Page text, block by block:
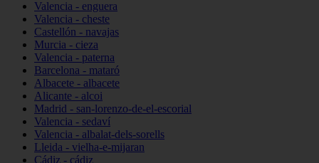
Valencia - enguera
Valencia - cheste
Castellón - navajas
Murcia - cieza
Valencia - paterna
Barcelona - mataró
Albacete - albacete
Alicante - alcoi
Madrid - san-lorenzo-de-el-escorial
Valencia - sedaví
Valencia - albalat-dels-sorells
Lleida - vielha-e-mijaran
Cádiz - cádiz